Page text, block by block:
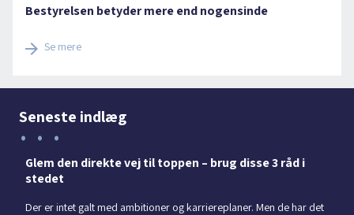
Bestyrelsen betyder mere end nogensinde
Se mere
Seneste indlæg
Glem den direkte vej til toppen – brug disse 3 råd i
stedet
Der er intet galt med ambitioner og karriereplaner. Men de har det